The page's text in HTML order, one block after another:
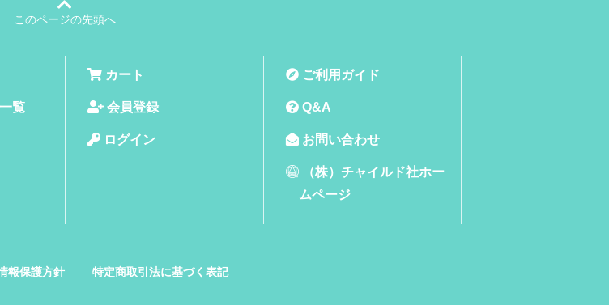
このページの先頭へ
覧
カート
会員登録
ログイン
ご利用ガイド
Q&A
お問い合わせ
（株）チャイルド社ホー
ムページ
報保護方針 特定商取引法に基づく表記